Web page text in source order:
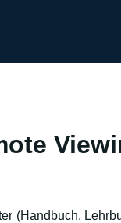
(Handbuch,